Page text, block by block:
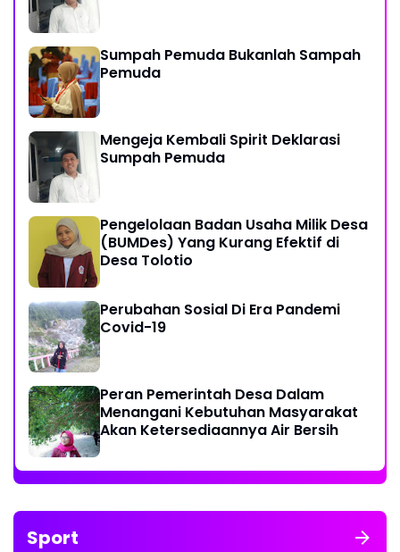
Sumpah Pemuda Bukanlah Sampah
Pemuda
Mengeja Kembali Spirit Deklarasi
Sumpah Pemuda
Pengelolaan Badan Usaha Milik Desa
(BUMDes) Yang Kurang Efektif di
Desa Tolotio
Perubahan Sosial Di Era Pandemi
Covid-19
Peran Pemerintah Desa Dalam
Menangani Kebutuhan Masyarakat
Akan Ketersediaannya Air Bersih
Sport